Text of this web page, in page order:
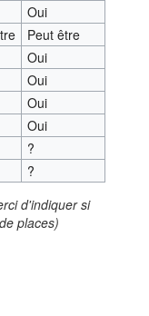
Oui
Peut être
Oui
Oui
Oui
Oui
?
?
d'indiquer si
places)